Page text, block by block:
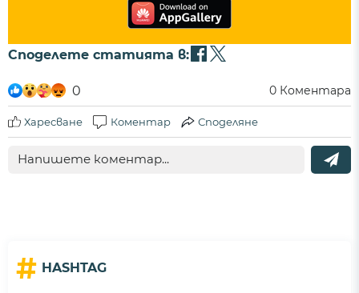
Споделете статията в:
0 0 Коментара
Харесване Коментар Споделяне
# HASHTAG